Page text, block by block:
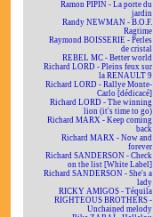
Ramon PIPIN - La porte du
jardin
Randy NEWMAN - B.O.F.
Ragtime
Raymond BOISSERIE - Perles
de cristal
REBEL MC - Better world
Richard LORD - Pleins feux sur
la RENAULT 9
Richard LORD - Rallye Monte-
Carlo [dédicacé]
Richard LORD - The winning
lion (it's time to go)
Richard MARX - Keep coming
back
Richard MARX - Now and
forever
Richard SANDERSON - Check
on the list [White Label]
Richard SANDERSON - She's a
lady
RICKY AMIGOS - Téquila
RIGHTEOUS BROTHERS -
Unchained melody